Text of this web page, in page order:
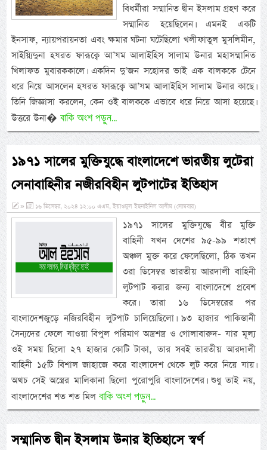
বিধর্মীরা সম্মানিত দ্বীন ইসলাম গ্রহণ করে
সম্মানিত হয়েছিলেন। এমনই একটি
ইনসাফ, ন্যায়পরায়নতা এবং ক্ষমার ঘটনা ঘটেছিলো খলীফাতুল মুসলিমীন,
সাইয়্যিদুনা হযরত ফারূক্বে আ’যম আলাইহিস সালাম উনার মহাসম্মানিত
খিলাফত মুবারককালে। একদিন দু’জন সহোদর ভাই এক বালককে টেনে
ধরে নিয়ে আসলেন হযরত ফারূক্বে আ’যম আলাইহিস সালাম উনার কাছে।
তিনি জিজ্ঞাসা করলেন, কেন ওই বালককে এভাবে ধরে নিয়ে আসা হয়েছে।
উত্তরে উনা�বাকি অংশ পড়ুন...
১৯৭১ সালের মুক্তিযুদ্ধে বাংলাদেশে ভারতীয় লুটেরা
সেনাবাহিনীর নজীরবিহীন লুটপাটের ইতিহাস
» ১৬ ডিসেম্বর, ২০২৪ ১২:০০ এএম, ইয়াওমুল ইছনাইনিল আযীম (সোমবার)
১৯৭১ সালের মুক্তিযুদ্ধে বীর মুক্তি
বাহিনী যখন দেশের ৯৫-৯৯ শতাংশ
অঞ্চল মুক্ত করে ফেলেছিলো, ঠিক তখন
৩রা ডিসেম্বর ভারতীয় আরদালী বাহিনী
লুটপাট করার জন্য বাংলাদেশে প্রবেশ
করে। তারা ১৬ ডিসেম্বরের পর
বাংলাদেশজুড়ে নজিরবিহীন লুটপাট চালিয়েছিলো। ৯৩ হাজার পাকিস্তানী
সৈন্যদের ফেলে যাওয়া বিপুল পরিমাণ অস্ত্রশস্ত্র ও গোলাবারুদ- যার মূল্য
ওই সময় ছিলো ২৭ হাজার কোটি টাকা, তার সবই ভারতীয় আরদালী
বাহিনী ১৫টি বিশাল জাহাজে করে বাংলাদেশ থেকে লুট করে নিয়ে যায়।
অথচ সেই অস্ত্রের মালিকানা ছিলো পুরোপুরি বাংলাদেশের। শুধু তাই নয়,
বাংলাদেশের শত শত মিলবাকি অংশ পড়ুন...
সম্মানিত দ্বীন ইসলাম উনার ইতিহাসে স্বর্ণ